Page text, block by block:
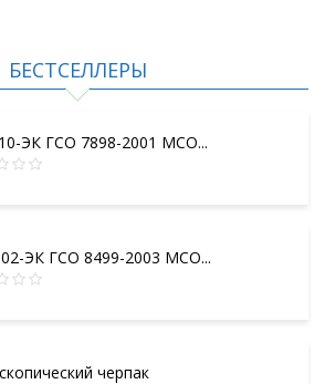
БЕСТСЕЛЛЕРЫ
ЭК ГСО 7898-2001 МСО...
ЭК ГСО 8499-2003 МСО...
черпак